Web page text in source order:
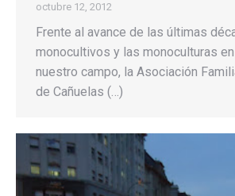
octubre 12, 2012
Frente al avance de las últimas
monocultivos y las monoculturas en
nuestro campo, la Asociación
de Cañuelas (…)